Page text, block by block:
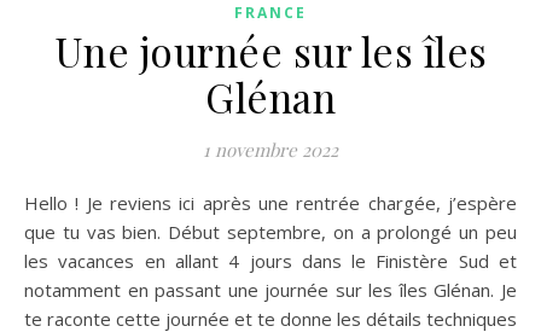
FRANCE
Une journée sur les îles
Glénan
1 novembre 2022
Hello ! Je reviens ici après une rentrée chargée, j’espère
que tu vas bien. Début septembre, on a prolongé un peu
les vacances en allant 4 jours dans le Finistère Sud et
notamment en passant une journée sur les îles Glénan. Je
te raconte cette journée et te donne les détails techniques